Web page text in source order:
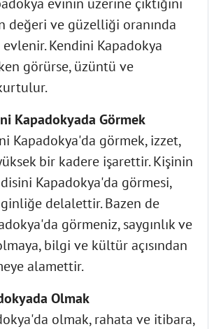
değeri ve güzelliği oranında
Kendini Kapadokya
görürse, üzüntü ve
Kapadokyada Görmek
Kapadokya'da görmek, izzet,
bir kadere işarettir. Kişinin
Kapadokya'da görmesi,
delalettir. Bazen de
görmeniz, saygınlık ve
bilgi ve kültür açısından
alamettir.
Olmak
olmak, rahata ve itibara,